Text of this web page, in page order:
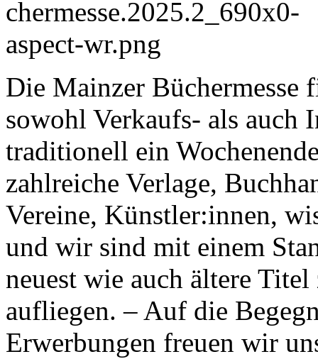
Die Mainzer Büchermesse
sowohl Verkaufs- als auch
traditionell ein
zahlreiche Verlage,
Vereine, Künstler:innen,
und wir sind mit einem
neuest wie auch ältere
aufliegen. – Auf die
Erwerbungen freuen wir